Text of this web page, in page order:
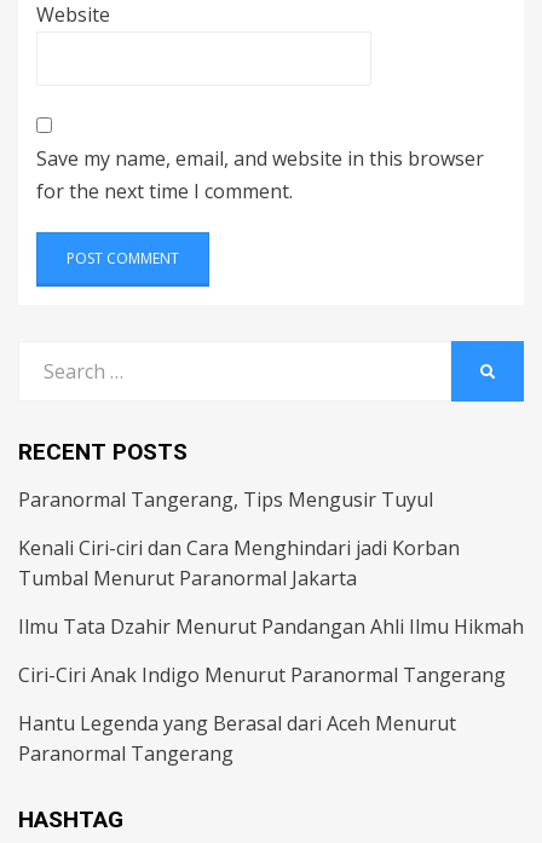
Website
Save my name, email, and website in this browser
for the next time I comment.
for:
RECENT POSTS
Paranormal Tangerang, Tips Mengusir Tuyul
Kenali Ciri-ciri dan Cara Menghindari jadi Korban
Tumbal Menurut Paranormal Jakarta
Ilmu Tata Dzahir Menurut Pandangan Ahli Ilmu Hikmah
Ciri-Ciri Anak Indigo Menurut Paranormal Tangerang
Hantu Legenda yang Berasal dari Aceh Menurut
Paranormal Tangerang
HASHTAG